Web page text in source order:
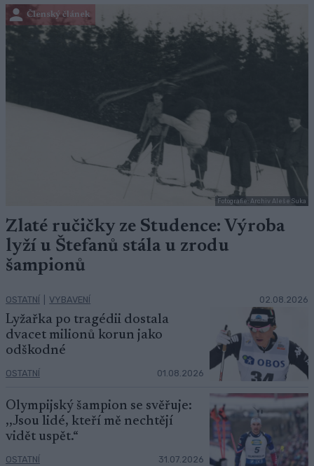
Členský článek
Fotografie: Archiv Aleše Suka
Zlaté ručičky ze Studence: Výroba
lyží u Štefanů stála u zrodu
šampionů
OSTATNÍ VYBAVENÍ 02.08.2026
Lyžařka po tragédii dostala
dvacet milionů korun jako
odškodné
OSTATNÍ 01.08.2026
Olympijský šampion se svěřuje:
,,Jsou lidé, kteří mě nechtějí
vidět uspět.“
OSTATNÍ 31.07.2026